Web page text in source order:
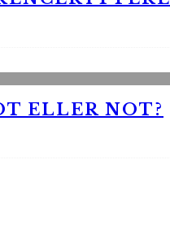
ELLER NOT?